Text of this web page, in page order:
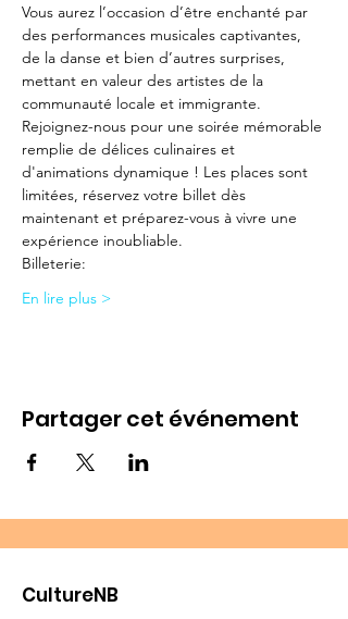
Vous aurez l’occasion d’être enchanté par
des performances musicales captivantes,
de la danse et bien d’autres surprises,
mettant en valeur des artistes de la
communauté locale et immigrante.
Rejoignez-nous pour une soirée mémorable
remplie de délices culinaires et
d'animations dynamique ! Les places sont
limitées, réservez votre billet dès
maintenant et préparez-vous à vivre une
expérience inoubliable.
Billeterie:
En lire plus >
Partager cet événement
CultureNB